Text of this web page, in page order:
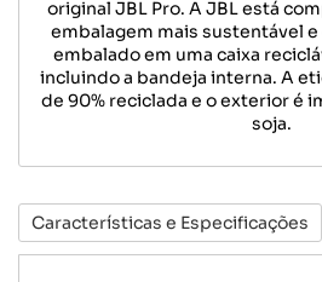
original JBL Pro. A JBL está
embalagem mais sustentável e
embalado em uma caixa
incluindo a bandeja interna. A
de 90% reciclada e o exterior é
soja.
Características e Especificações